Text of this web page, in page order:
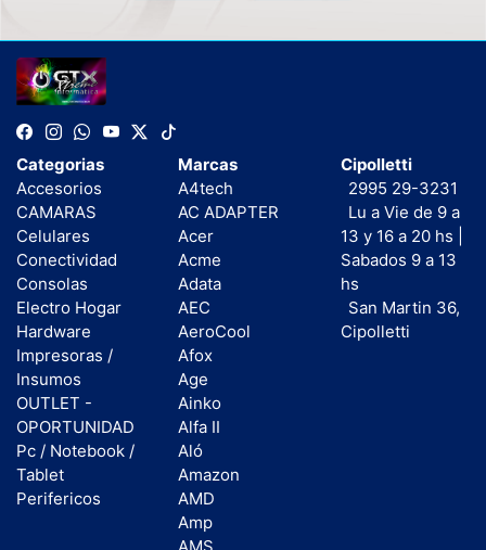
Categorias
Accesorios
CAMARAS
Celulares
Conectividad
Consolas
Electro Hogar
Hardware
Impresoras /
Insumos
OUTLET -
OPORTUNIDAD
Pc / Notebook /
Tablet
Perifericos
Marcas
A4tech
AC ADAPTER
Acer
Acme
Adata
AEC
AeroCool
Afox
Age
Ainko
Alfa II
Aló
Amazon
AMD
Amp
Cipolletti
2995 29-3231
Lu a Vie de 9 a
13 y 16 a 20 hs |
Sabados 9 a 13
hs
San Martin 36,
Cipolletti